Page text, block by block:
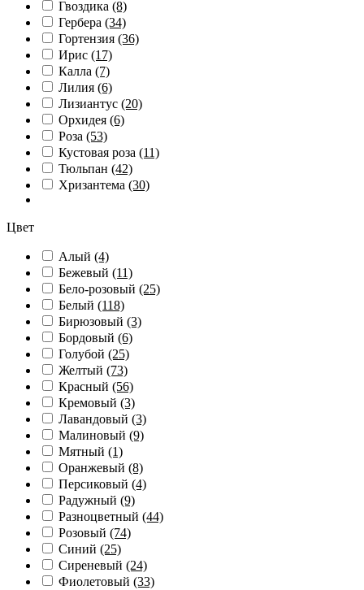
Гвоздика (8)
Гербера (34)
Гортензия (36)
Ирис (17)
Калла (7)
Лилия (6)
Лизиантус (20)
Орхидея (6)
Роза (53)
Кустовая роза (11)
Тюльпан (42)
Хризантема (30)
Цвет
Алый (4)
Бежевый (11)
Бело-розовый (25)
Белый (118)
Бирюзовый (3)
Бордовый (6)
Голубой (25)
Желтый (73)
Красный (56)
Кремовый (3)
Лавандовый (3)
Малиновый (9)
Мятный (1)
Оранжевый (8)
Персиковый (4)
Радужный (9)
Разноцветный (44)
Розовый (74)
Синий (25)
Сиреневый (24)
Фиолетовый (33)